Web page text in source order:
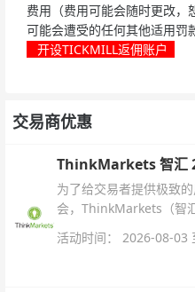
费用（费用可能会随时更改，
可能会遭受的任何其他适用罚
开设TICKMILL返佣账户
交易商优惠
ThinkMarkets 智汇
为了给交易者提供极致
会，ThinkMarkets（智
杆配置、支持软件及交
活动时间： 2026-08-03